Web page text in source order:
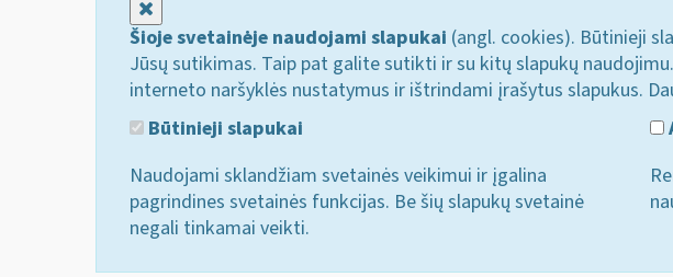
Šioje svetainėje naudojami slapukai (angl. cookies). Būtinieji
Jūsų sutikimas. Taip pat galite sutikti ir su kitų slapukų
interneto naršyklės nustatymus ir ištrindami įrašytus slapukus.
Būtinieji slapukai
Naudojami sklandžiam svetainės veikimui ir įgalina
pagrindines svetainės funkcijas. Be šių slapukų svetainė
negali tinkamai veikti.